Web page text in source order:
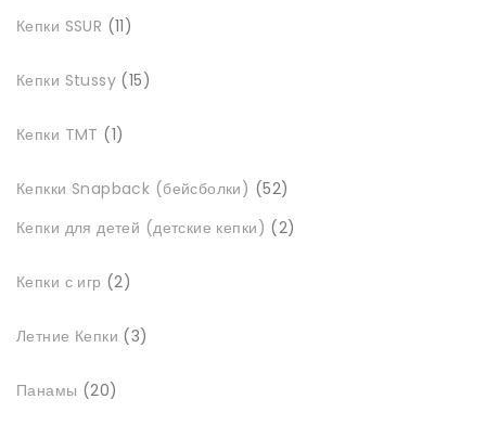
Кепки SSUR 11товарів
Кепки Stussy 15товарів
Кепки TMT 1товар
Кепкки Snapback (бейсболки) 52товари
Кепки для детей (детские кепки)
22
Кепки с игр
2товари
Летние Кепки 3товари
Панамы 20товарів